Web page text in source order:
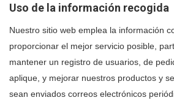
Uso de la información recogida
Nuestro sitio web emplea la información
proporcionar el mejor servicio posible,
mantener un registro de usuarios, de
aplique, y mejorar nuestros productos y
sean enviados correos electrónicos